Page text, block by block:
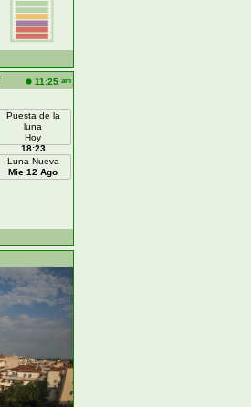
11:25 am
Puesta de la
luna
Hoy
18:23
Luna Nueva
Mie 12 Ago